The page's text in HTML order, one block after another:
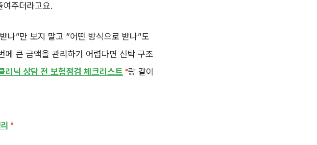
주더라고요.
나”만 보지 말고 “어떤 방식으로 받나”도
에 큰 금액을 관리하기 어렵다면 신탁 구조
리닉 상담 전 보험점검 체크리스트 랑 같이